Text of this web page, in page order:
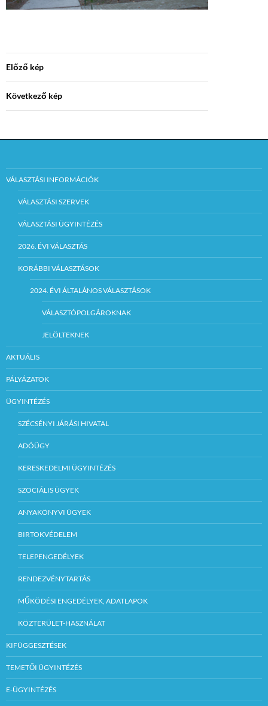
Előző kép
Következő kép
VÁLASZTÁSI INFORMÁCIÓK
VÁLASZTÁSI SZERVEK
VÁLASZTÁSI ÜGYINTÉZÉS
2026. ÉVI VÁLASZTÁS
KORÁBBI VÁLASZTÁSOK
2024. ÉVI ÁLTALÁNOS VÁLASZTÁSOK
VÁLASZTÓPOLGÁROKNAK
JELÖLTEKNEK
AKTUÁLIS
PÁLYÁZATOK
ÜGYINTÉZÉS
SZÉCSÉNYI JÁRÁSI HIVATAL
ADÓÜGY
KERESKEDELMI ÜGYINTÉZÉS
SZOCIÁLIS ÜGYEK
ANYAKÖNYVI ÜGYEK
BIRTOKVÉDELEM
TELEPENGEDÉLYEK
RENDEZVÉNYTARTÁS
MŰKÖDÉSI ENGEDÉLYEK, ADATLAPOK
KÖZTERÜLET-HASZNÁLAT
KIFÜGGESZTÉSEK
TEMETŐI ÜGYINTÉZÉS
E-ÜGYINTÉZÉS